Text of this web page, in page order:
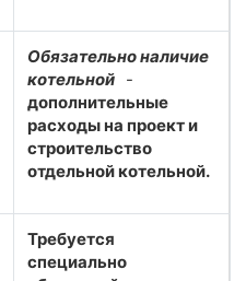
Обязательно наличие
котельной -
дополнительные
расходы на проект и
строительство
отдельной котельной.
Требуется
специально